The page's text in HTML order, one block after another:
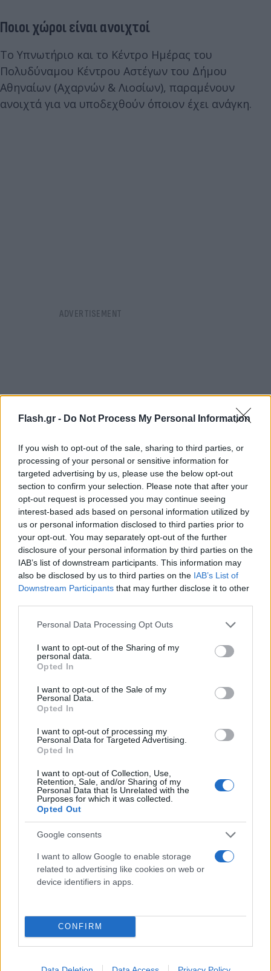
Flash.gr - Do Not Process My Personal Information
If you wish to opt-out of the sale, sharing to third parties, or
processing of your personal or sensitive information for
targeted advertising by us, please use the below opt-out
section to confirm your selection. Please note that after your
opt-out request is processed you may continue seeing
interest-based ads based on personal information utilized by
us or personal information disclosed to third parties prior to
your opt-out. You may separately opt-out of the further
disclosure of your personal information by third parties on the
IAB’s list of downstream participants. This information may
also be disclosed by us to third parties on the IAB’s List of
Downstream Participants that may further disclose it to other
Please note that this website/app uses one or more Google
not limited to your visit or usage behaviour. You may click to
grant or deny consent to Google and its third-party tags to
use your data for below specified purposes in below Google
consent section.
Personal Data Processing Opt Outs
I want to opt-out of the Sharing of my
personal data.
Opted In
I want to opt-out of the Sale of my
Personal Data.
Opted In
I want to opt-out of processing my
Personal Data for Targeted Advertising.
Opted In
I want to opt-out of Collection, Use,
Retention, Sale, and/or Sharing of my
Personal Data that Is Unrelated with the
Purposes for which it was collected.
Opted Out
Google consents
I want to allow Google to enable storage
related to advertising like cookies on web or
device identifiers in apps.
CONFIRM
Ποιοι χώροι είναι ανοιχτοί
Το Υπνωτήριο και το Κέντρο Ημέρας του
Πολυδύναμου Κέντρου Αστέγων του Δήμου
Αθηναίων (Αχαρνών & Λιοσίων), παραμένουν
ανοιχτά για να υποδεχθούν όποιον έχει ανάγκη.
Από χθες το βράδυ στις 20.00 παραμένει ανοιχτή
και η Λέσχη Φιλίας στον Αγ. Ελευθέριο (Αχαρνών
372, 210 2012334). Ο χώρος είναι θερμαινόμενος
και παρέχονται πρωινό, πλήρες γεύμα, είδη
προσωπικής υγιεινής και ροφήματα.
Επίσης για τη διαχείριση ιδιαίτερων περιστατικών,
ΟΚΑΝΑ, αλλά και άλλες οργανώσεις της κοινωνίας
των πολιτών.
Σε περίπτωση έκτακτης ανάγκης, παρακαλούμε
καλέστε την 24ωρη γραμμή επικοινωνίας του
Δήμου Αθηναίων 1595 (χρέωση ανάλογα με τον
πάροχο).